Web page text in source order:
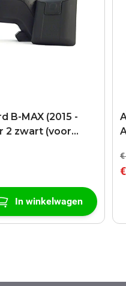
B-MAX (2015 -
2 zwart (voor
In winkelwagen